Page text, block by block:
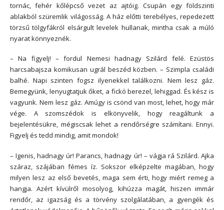
tornác, fehér kőlépcső vezet az ajtóig. Csupán egy földszinti
ablakból szüremlik világosság. A ház előtti terebélyes, repedezett
törzsű tölgyfákról elsárgult levelek hullanak, mintha csak a múló
nyarat könnyeznék.
– Na figyelj! – fordul Nemesi hadnagy Szilárd felé. Ezüstös
harcsabajsza komikusan ugrál beszéd közben. – Szimpla családi
balhé. Napi szinten fogsz ilyenekkel találkozni. Nem lesz gáz.
Bemegyünk, lenyugtatjuk őket, a fickó berezel, lehiggad. És kész is
vagyunk. Nem lesz gáz. Amúgy is csönd van most, lehet, hogy már
vége. A szomszédok is elkönyvelik, hogy reagáltunk a
bejelentésükre, mégiscsak lehet a rendőrségre számítani. Ennyi.
Figyelj és tedd mindig, amit mondok!
– Igenis, hadnagy úr! Parancs, hadnagy úr! – vágja rá Szilárd. Ajka
száraz, szájában fémes íz. Sokszor elképzelte magában, hogy
milyen lesz az első bevetés, maga sem érti, hogy miért remeg a
hangja. Azért kívülről mosolyog, kihúzza magát, hiszen immár
rendőr, az igazság és a törvény szolgálatában, a gyengék és